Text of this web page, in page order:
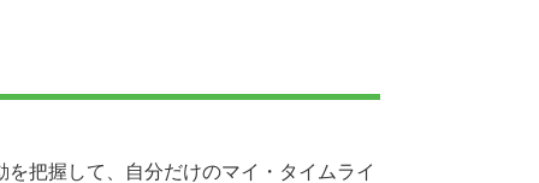
把握して、自分だけのマイ・タイムライ